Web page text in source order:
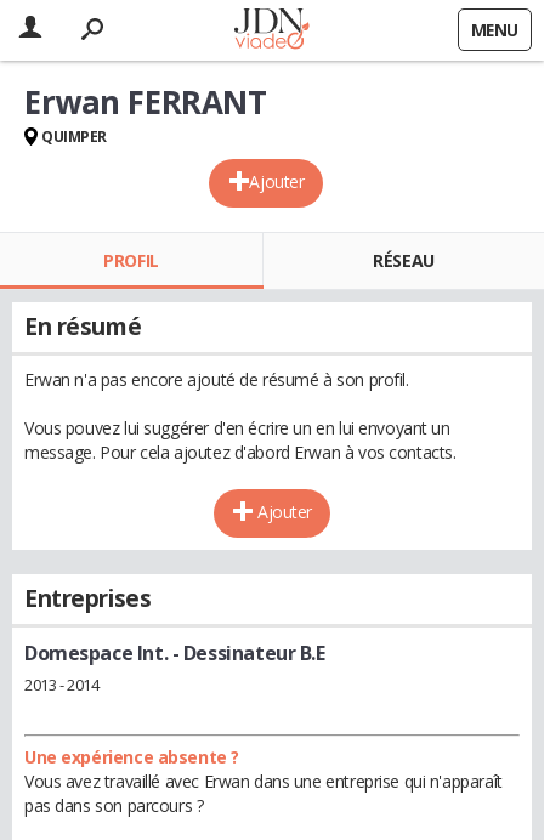
MENU
Ajouter
Erwan FERRANT
QUIMPER
PROFIL RÉSEAU
En résumé
Erwan n'a pas encore ajouté de résumé à son profil.
Vous pouvez lui suggérer d'en écrire un en lui envoyant un
message. Pour cela ajoutez d'abord Erwan à vos contacts.
Ajouter
Entreprises
Domespace Int.- Dessinateur B.E
2013 - 2014
Une expérience absente ?
Vous avez travaillé avec Erwan dans une entreprise qui n'apparaît
pas dans son parcours ?